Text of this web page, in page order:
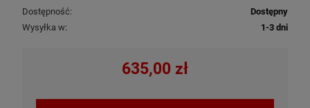
Dostępność:
Dostępny
Wysyłka w:
1-3 dni
635,00 zł